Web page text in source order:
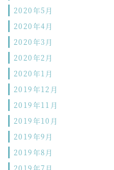
2020年5月
2020年4月
2020年3月
2020年2月
2020年1月
2019年12月
2019年11月
2019年10月
2019年9月
2019年8月
2019年7月